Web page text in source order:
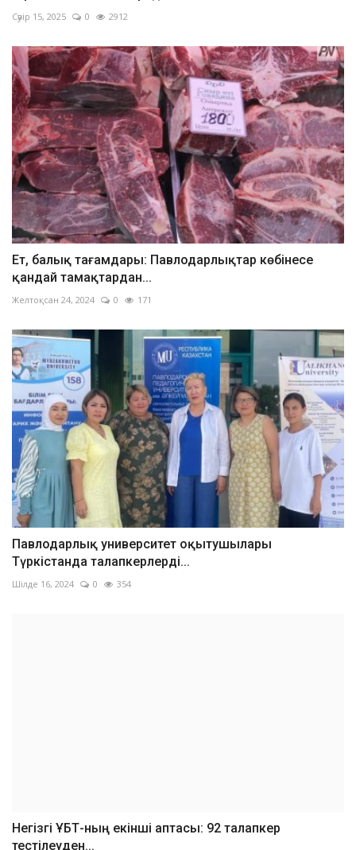
Сәуір 15, 2025 0 2912
Ет, балық тағамдары: Павлодарлықтар көбінесе
қандай тамақтардан...
Желтоқсан 24, 2024 0 171
Павлодарлық университет оқытушылары
Түркістанда талапкерлерді...
Шілде 16, 2024 0 354
Негізгі ҰБТ-ның екінші аптасы: 92 талапкер
тестілеуден...